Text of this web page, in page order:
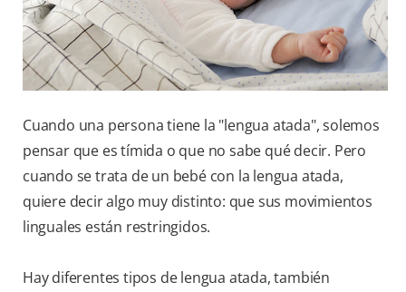
Cuando una persona tiene la "lengua atada", solemos
pensar que es tímida o que no sabe qué decir. Pero
cuando se trata de un bebé con la lengua atada,
quiere decir algo muy distinto: que sus movimientos
linguales están restringidos.
Hay diferentes tipos de lengua atada, también